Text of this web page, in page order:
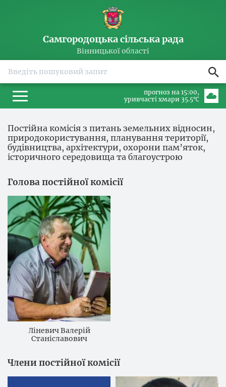
Самгородоцька сільська рада
Вінницької області
прогноз на 15:00
уривчасті хмари 35.5℃
Постійна комісія з питань земельних відносин,
природокористування, планування території,
будівництва, архітектури, охорони пам’яток,
історичного середовища та благоустрою
Голова постійної комісії
Ліневич Валерій
Станіславович
Члени постійної комісії